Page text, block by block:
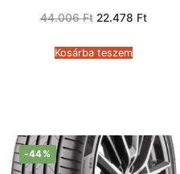
44.006Ft Original
44.006 Ft.
22.478 FtCurrent
Kosárba teszem
-44%